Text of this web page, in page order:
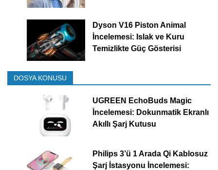
Dyson V16 Piston Animal
İncelemesi: Islak ve Kuru
Temizlikte Güç Gösterisi
DOSYA KONUSU
UGREEN EchoBuds Magic
İncelemesi: Dokunmatik Ekranlı
Akıllı Şarj Kutusu
Philips 3’ü 1 Arada Qi Kablosuz
Şarj İstasyonu İncelemesi: